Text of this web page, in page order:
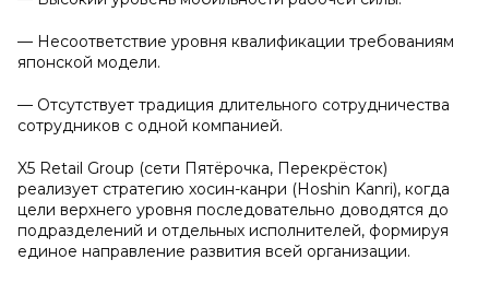
— Несоответствие уровня квалификации требованиям
японской модели.
— Отсутствует традиция длительного сотрудничества
сотрудников с одной компанией.
X5 Retail Group (сети Пятёрочка, Перекрёсток)
реализует стратегию хосин-канри (Hoshin Kanri), когда
цели верхнего уровня последовательно доводятся до
подразделений и отдельных исполнителей, формируя
единое направление развития всей организации.